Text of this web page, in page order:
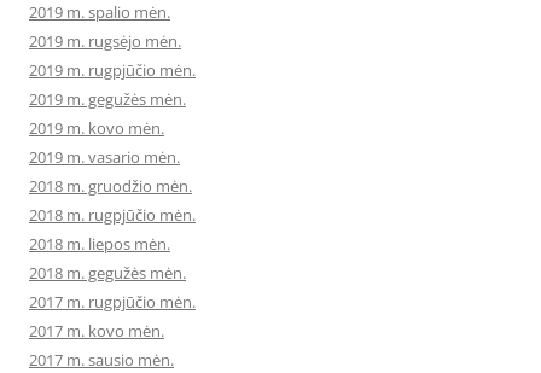
2019 m. spalio mėn.
2019 m. rugsėjo mėn.
2019 m. rugpjūčio mėn.
2019 m. gegužės mėn.
2019 m. kovo mėn.
2019 m. vasario mėn.
2018 m. gruodžio mėn.
2018 m. rugpjūčio mėn.
2018 m. liepos mėn.
2018 m. gegužės mėn.
2017 m. rugpjūčio mėn.
2017 m. kovo mėn.
2017 m. sausio mėn.